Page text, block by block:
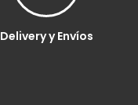
Delivery y Envíos